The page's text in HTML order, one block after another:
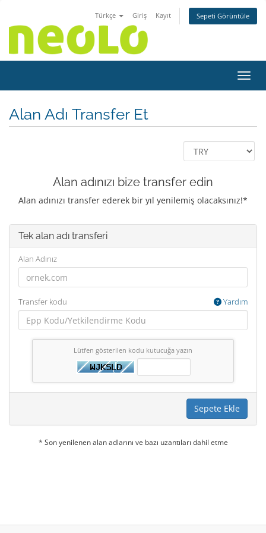
Türkçe Giriş Kayıt Sepeti Görüntüle
Alan Adı Transfer Et
Alan adınızı bize transfer edin
Alan adınızı transfer ederek bir yıl yenilemiş olacaksınız!*
Tek alan adı transferi
Alan Adınız
Transfer kodu Yardım
Lütfen gösterilen kodu kutucuğa yazın
Sepete Ekle
* Son yenilenen alan adlarını ve bazı uzantıları dahil etme